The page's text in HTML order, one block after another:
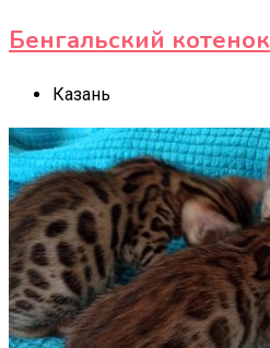
Бенгальский котенок
Казань